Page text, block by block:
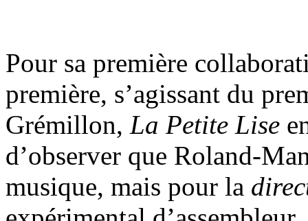
Pour sa première
première, s’agissant du
Grémillon, La Petite Lise
d’observer que Roland-
musique, mais pour la